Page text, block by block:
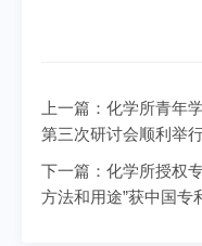
上一篇： 化学所青年
第三次研讨会顺利举
下一篇： 化学所授权
方法和用途”获中国专